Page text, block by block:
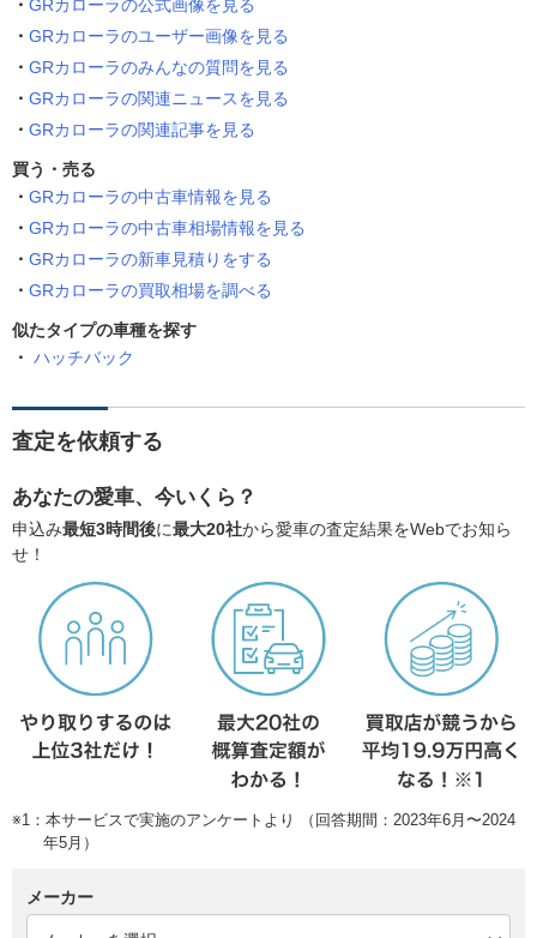
GRカローラの公式画像を見る
GRカローラのユーザー画像を見る
GRカローラのみんなの質問を見る
GRカローラの関連ニュースを見る
GRカローラの関連記事を見る
買う・売る
GRカローラの中古車情報を見る
GRカローラの中古車相場情報を見る
GRカローラの新車見積りをする
GRカローラの買取相場を調べる
似たタイプの車種を探す
ハッチバック
査定を依頼する
あなたの愛車、今いくら？
申込み最短3時間後に最大20社から愛車の査定結果をWebでお知ら
せ！
※1：本サービスで実施のアンケートより （回答期間：2023年6月〜2024
年5月）
メーカー